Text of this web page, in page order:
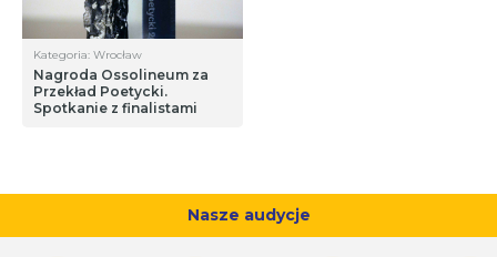
Kategoria: Wrocław
Nagroda Ossolineum za
Przekład Poetycki.
Spotkanie z finalistami
Nasze audycje